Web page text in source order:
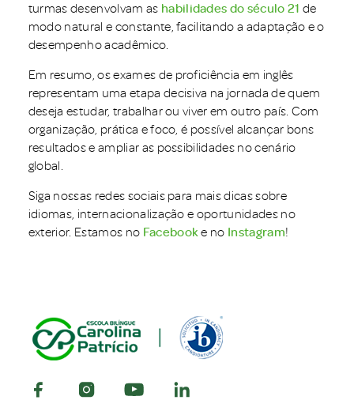
turmas desenvolvam as habilidades do século 21 de
modo natural e constante, facilitando a adaptação e o
desempenho acadêmico.
Em resumo, os exames de proficiência em inglês
representam uma etapa decisiva na jornada de quem
deseja estudar, trabalhar ou viver em outro país. Com
organização, prática e foco, é possível alcançar bons
resultados e ampliar as possibilidades no cenário
global.
Siga nossas redes sociais para mais dicas sobre
idiomas, internacionalização e oportunidades no
exterior. Estamos no Facebook e no Instagram!